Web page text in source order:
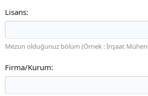
Lisans
Mezun olduğunuz bölüm (Örnek : İnşaat
Firma/Kurum